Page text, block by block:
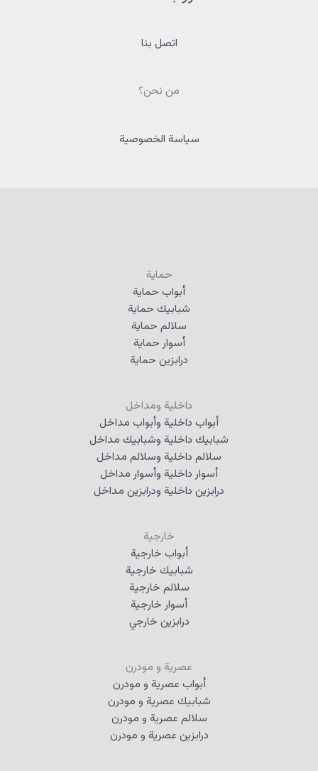
اتصل بنا
من نحن؟
سياسة الخصوصية
حماية
أبواب حماية
شبابيك حماية
سلالم حماية
أسوار حماية
درابزين حماية
داخلية ومداخل
أبواب داخلية وأبواب مداخل
شبابيك داخلية وشبابيك مداخل
سلالم داخلية وسلالم مداخل
أسوار داخلية وأسوار مداخل
درابزين داخلية ودرابزين مداخل
خارجية
أبواب خارجية
شبابيك خارجية
سلالم خارجية
أسوار خارجية
درابزين خارجي
عصرية و مودرن
أبواب عصرية و مودرن
شبابيك عصرية و مودرن
سلالم عصرية و مودرن
درابزين عصرية و مودرن